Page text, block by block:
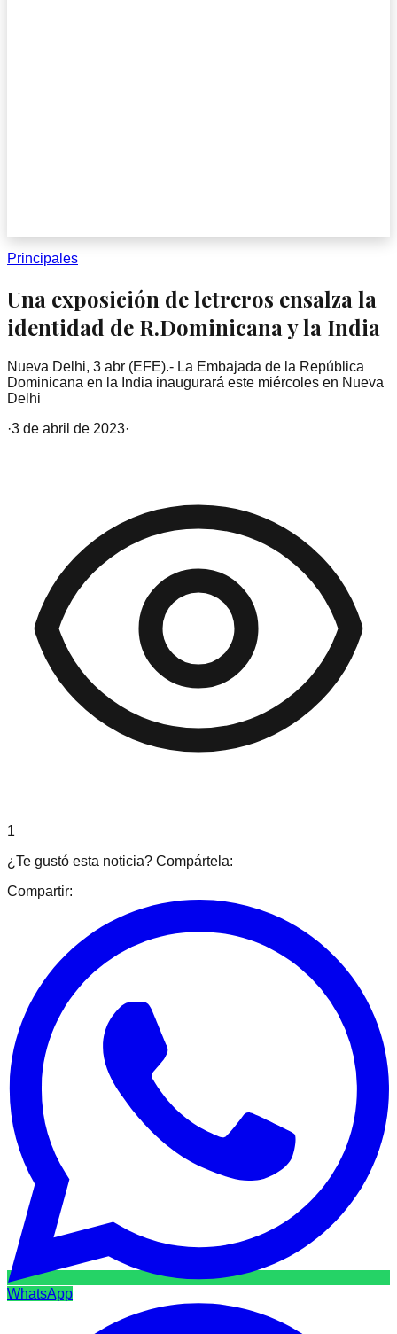
Principales
Una exposición de letreros ensalza la
identidad de R.Dominicana y la India
Nueva Delhi, 3 abr (EFE).- La Embajada de la República
Dominicana en la India inaugurará este miércoles en Nueva
Delhi
·3 de abril de 2023·
1
¿Te gustó esta noticia? Compártela:
Compartir:
WhatsApp